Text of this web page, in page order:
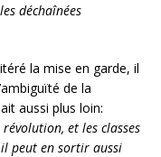
déchaînées
la mise en garde, il
de la
aussi plus loin:
et les classes
peut en sortir aussi